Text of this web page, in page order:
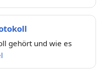
gehört und wie es